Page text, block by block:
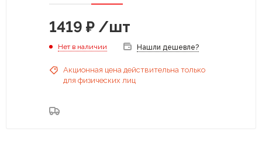
1419 ₽ /шт
Нет в наличии Нашли дешевле?
Акционная цена действительна только
для физических лиц